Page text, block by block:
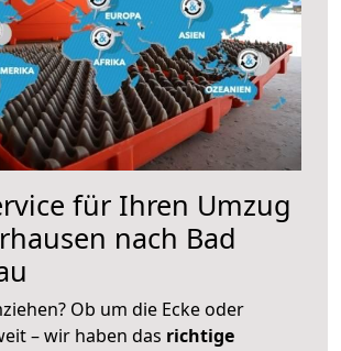
für Ihren Umzug
nach Bad
Ob um die Ecke oder
– wir haben das richtige